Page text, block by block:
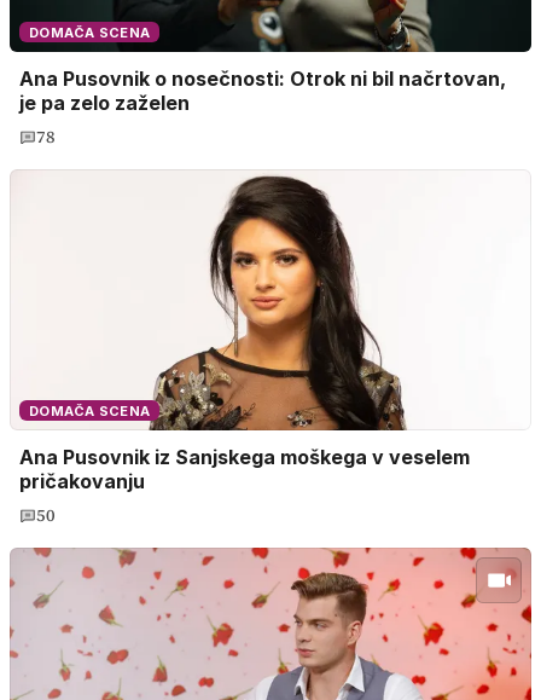
DOMAČA SCENA
Ana Pusovnik o nosečnosti: Otrok ni bil načrtovan,
je pa zelo zaželen
78
DOMAČA SCENA
Ana Pusovnik iz Sanjskega moškega v veselem
pričakovanju
50